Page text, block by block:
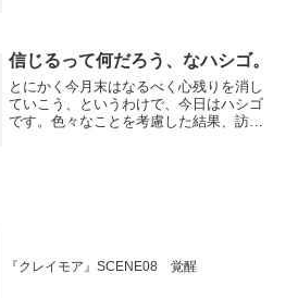
信じるって何だろう、なハシゴ。
とにかく今月末はなるべく心残りを消し
ていこう、というわけで、今日はハシゴ
です。色々なことを考慮した結果、訪れ
『クレイモア』SCENE08 覚醒